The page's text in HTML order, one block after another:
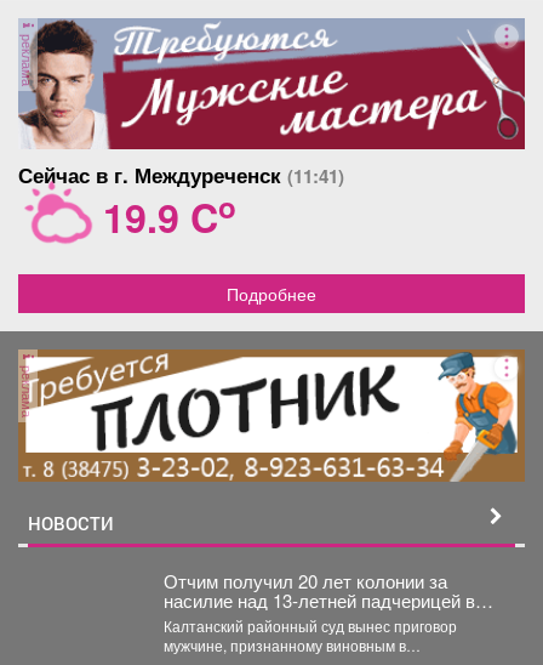
реклама
Сейчас в г. Междуреченск (11:41)
19.9 Co
Подробнее
реклама
НОВОСТИ
Отчим получил 20 лет колонии за
насилие над 13‑летней падчерицей в
Кузбассе
Калтанский районный суд вынес приговор
мужчине, признанному виновным в